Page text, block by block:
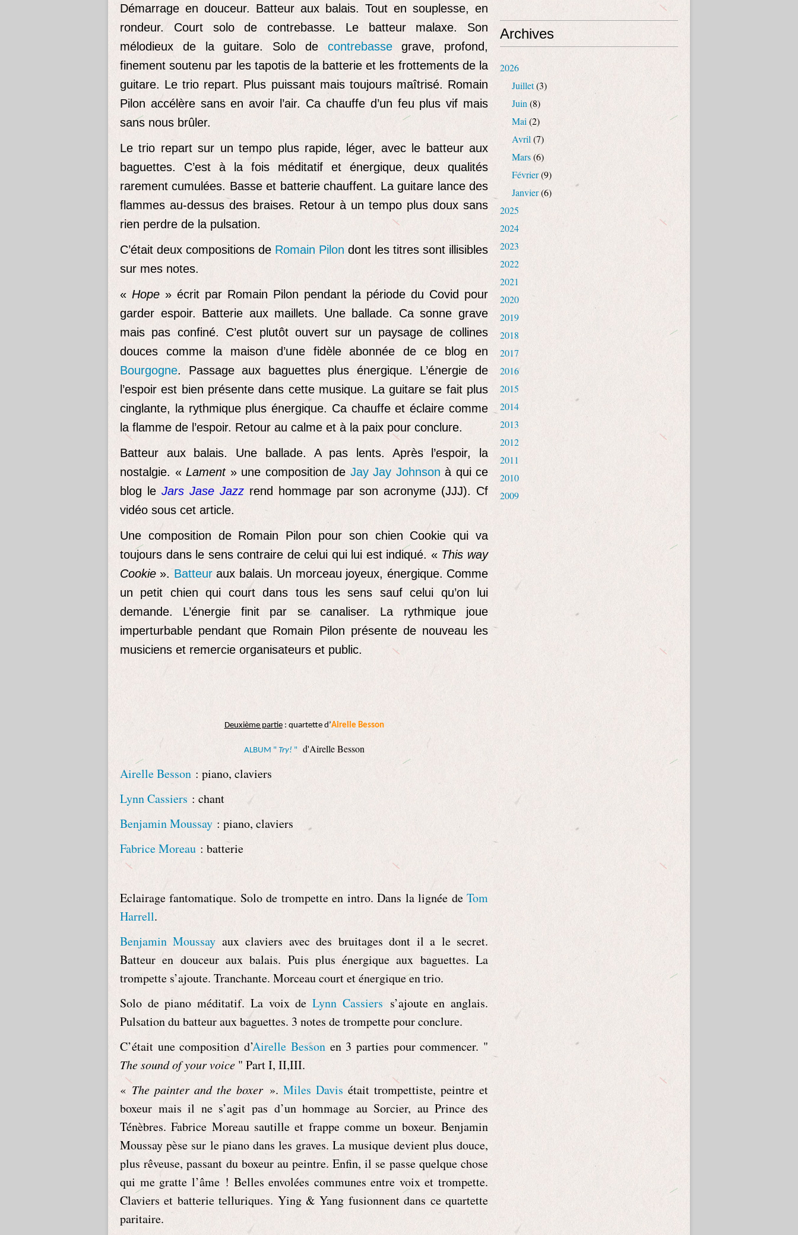
Démarrage en douceur. Batteur aux balais. Tout en souplesse, en
rondeur. Court solo de contrebasse. Le batteur malaxe. Son
mélodieux de la guitare. Solo de contrebassegrave, profond,
finement soutenu par les tapotis de la batterie et les frottements de la
guitare. Le trio repart. Plus puissant mais toujours maîtrisé. Romain
Pilon accélère sans en avoir l’air. Ca chauffe d’un feu plus vif mais
sans nous brûler.
Le trio repart sur un tempo plus rapide, léger, avec le batteur aux
baguettes. C’est à la fois méditatif et énergique, deux qualités
rarement cumulées. Basse et batterie chauffent. La guitare lance des
flammes au-dessus des braises. Retour à un tempo plus doux sans
rien perdre de la pulsation.
C’était deux compositions de Romain Pilon dont les titres sont illisibles
sur mes notes.
« Hope » écrit par Romain Pilon pendant la période du Covid pour
garder espoir. Batterie aux maillets. Une ballade. Ca sonne grave
mais pas confiné. C’est plutôt ouvert sur un paysage de collines
douces comme la maison d’une fidèle abonnée de ce blog en
Bourgogne. Passage aux baguettes plus énergique. L’énergie de
l’espoir est bien présente dans cette musique. La guitare se fait plus
cinglante, la rythmique plus énergique. Ca chauffe et éclaire comme
la flamme de l’espoir. Retour au calme et à la paix pour conclure.
Batteur aux balais. Une ballade. A pas lents. Après l’espoir, la
nostalgie. « Lament» une composition de Jay Jay Johnson à qui ce
blog le Jars Jase Jazz rend hommage par son acronyme (JJJ). Cf
vidéo sous cet article.
Une composition de Romain Pilon pour son chien Cookie qui va
toujours dans le sens contraire de celui qui lui est indiqué. « This way
Cookie ».Batteuraux balais. Un morceau joyeux, énergique. Comme
un petit chien qui court dans tous les sens sauf celui qu’on lui
demande. L’énergie finit par se canaliser. La rythmique joue
imperturbable pendant que Romain Pilon présente de nouveau les
musiciens et remercie organisateurs et public.
Deuxième partie: quartette d’Airelle Besson
ALBUM " Try! " d'Airelle Besson
Airelle Besson : piano, claviers
Lynn Cassiers : chant
Benjamin Moussay : piano, claviers
Fabrice Moreau : batterie
Eclairage fantomatique. Solo de trompette en intro. Dans la lignée de Tom
Harrell.
Benjamin Moussay aux claviers avec des bruitages dont il a le secret.
Batteur en douceur aux balais. Puis plus énergique aux baguettes. La
trompette s’ajoute. Tranchante. Morceau court et énergique en trio.
Solo de piano méditatif. La voix deLynn Cassiers s’ajoute en anglais.
Pulsation du batteur aux baguettes. 3 notes de trompette pour conclure.
C’était une composition d’Airelle Bessonen 3 parties pour commencer. "
The sound of your voice " Part I, II,III.
« The painter and the boxer». Miles Davis était trompettiste, peintre et
boxeur mais il ne s’agit pas d’un hommage au Sorcier, au Prince des
Ténèbres. Fabrice Moreau sautille et frappe comme un boxeur. Benjamin
Moussay pèse sur le piano dans les graves. La musique devient plus douce,
plus rêveuse, passant du boxeur au peintre. Enfin, il se passe quelque chose
qui me gratte l’âme ! Belles envolées communes entre voix et trompette.
Claviers et batterie telluriques. Ying & Yang fusionnent dans ce quartette
paritaire.
Archives
2026
Juillet(3)
Juin (8)
Mai (2)
Avril (7)
Mars(6)
Février(9)
Janvier(6)
2025
2024
2023
2022
2021
2020
2019
2018
2017
2016
2015
2014
2013
2012
2011
2010
2009